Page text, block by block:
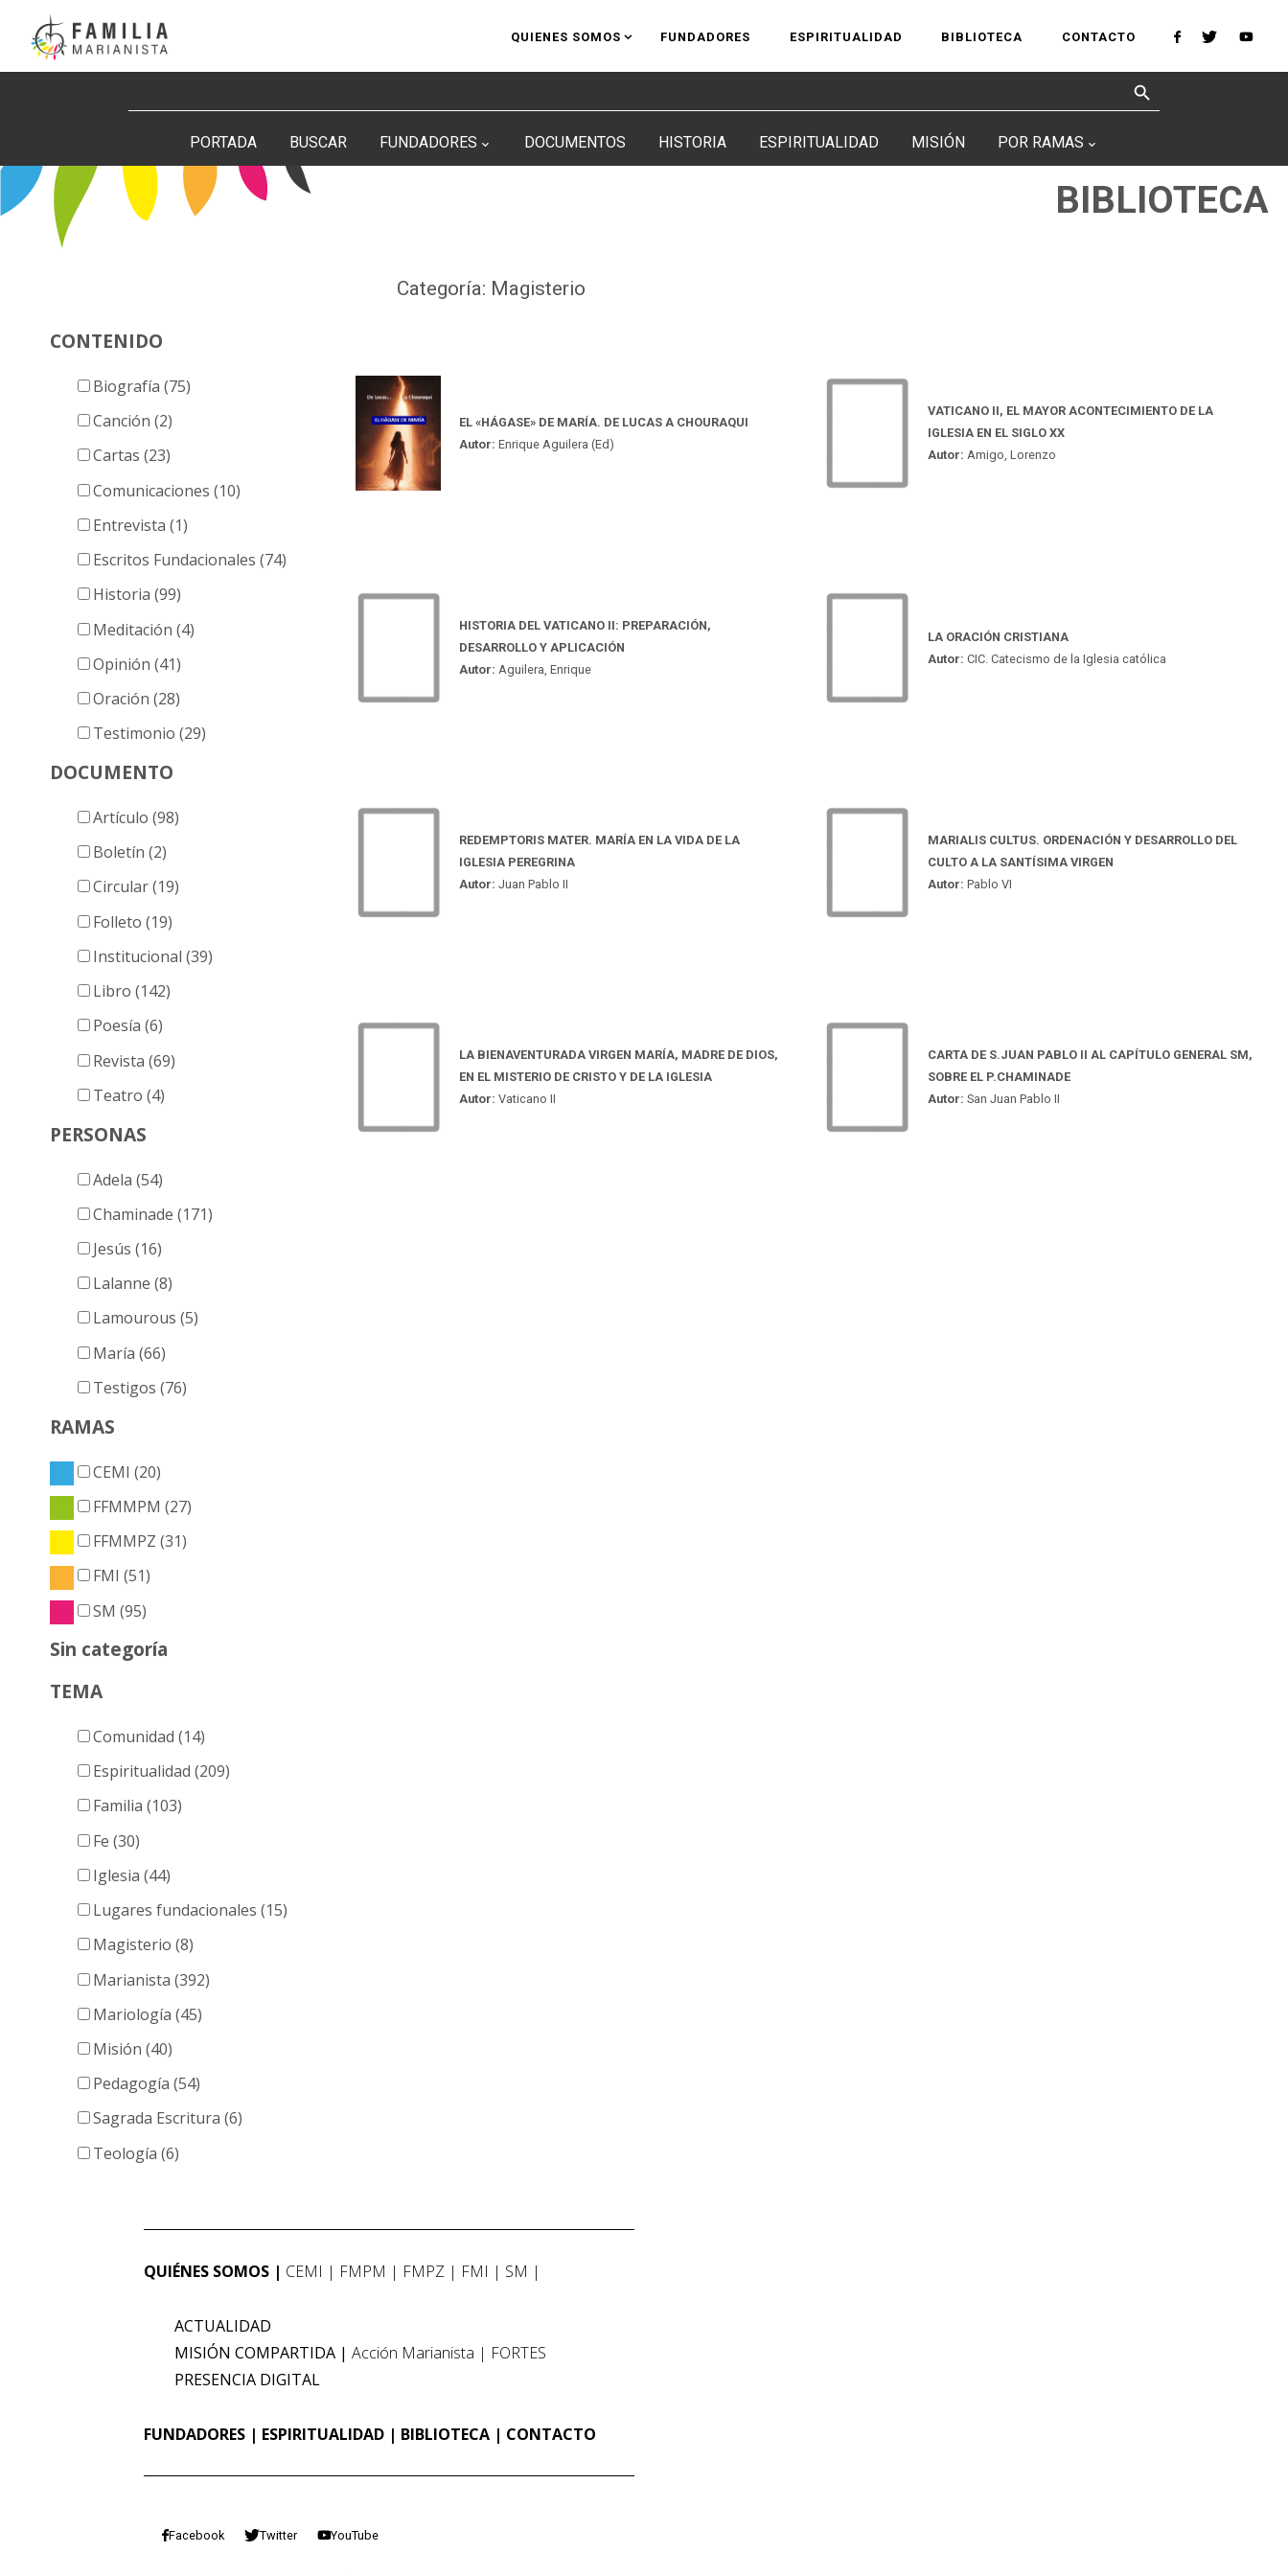
contenido
QUIENES SOMOS FUNDADORES ESPIRITUALIDAD BIBLIOTECA CONTACTO
Search Button
PORTADA BUSCAR FUNDADORES DOCUMENTOS HISTORIA ESPIRITUALIDAD MISIÓN POR RAMAS
BIBLIOTECA
Categoría: Magisterio
EL «HÁGASE» DE MARÍA. DE LUCAS A CHOURAQUI
Autor: Enrique Aguilera (Ed)
VATICANO II, EL MAYOR ACONTECIMIENTO DE LA
IGLESIA EN EL SIGLO XX
Autor: Amigo, Lorenzo
HISTORIA DEL VATICANO II: PREPARACIÓN,
DESARROLLO Y APLICACIÓN
Autor: Aguilera, Enrique
LA ORACIÓN CRISTIANA
Autor: CIC. Catecismo de la Iglesia católica
REDEMPTORIS MATER. MARÍA EN LA VIDA DE LA
IGLESIA PEREGRINA
Autor: Juan Pablo II
MARIALIS CULTUS. ORDENACIÓN Y DESARROLLO DEL
CULTO A LA SANTÍSIMA VIRGEN
Autor: Pablo VI
LA BIENAVENTURADA VIRGEN MARÍA, MADRE DE DIOS,
EN EL MISTERIO DE CRISTO Y DE LA IGLESIA
Autor: Vaticano II
CARTA DE S.JUAN PABLO II AL CAPÍTULO GENERAL SM,
SOBRE EL P.CHAMINADE
Autor: San Juan Pablo II
CONTENIDO
Biografía (75)
Canción (2)
Cartas (23)
Comunicaciones (10)
Entrevista (1)
Escritos Fundacionales (74)
Historia (99)
Meditación (4)
Opinión (41)
Oración (28)
Testimonio (29)
DOCUMENTO
Artículo (98)
Boletín (2)
Circular (19)
Folleto (19)
Institucional (39)
Libro (142)
Poesía (6)
Revista (69)
Teatro (4)
PERSONAS
Adela (54)
Chaminade (171)
Jesús (16)
Lalanne (8)
Lamourous (5)
María (66)
Testigos (76)
RAMAS
CEMI (20)
FFMMPM (27)
FFMMPZ (31)
FMI (51)
SM (95)
Sin categoría
TEMA
Comunidad (14)
Espiritualidad (209)
Familia (103)
Fe (30)
Iglesia (44)
Lugares fundacionales (15)
Magisterio (8)
Marianista (392)
Mariología (45)
Misión (40)
Pedagogía (54)
Sagrada Escritura (6)
Teología (6)
QUIÉNES SOMOS CEMI FMPM FMPZ FMI SM
ACTUALIDAD
MISIÓN COMPARTIDA
Acción Marianista
FORTES
PRESENCIA DIGITAL
FUNDADORES ESPIRITUALIDAD BIBLIOTECA CONTACTO
Facebook Twitter YouTube